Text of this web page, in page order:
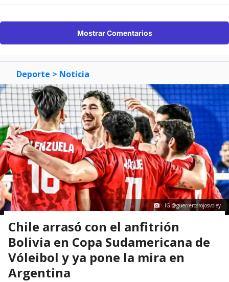
Mostrar Comentarios
Deporte > Noticia
IG @guerrerosrojosvoley
Chile arrasó con el anfitrión
Bolivia en Copa Sudamericana de
Vóleibol y ya pone la mira en
Argentina